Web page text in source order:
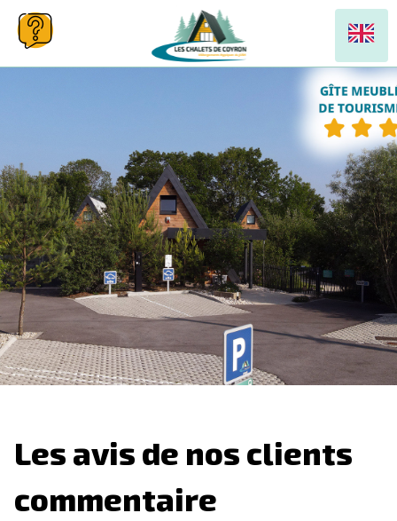
Les avis de nos clients
commentaire